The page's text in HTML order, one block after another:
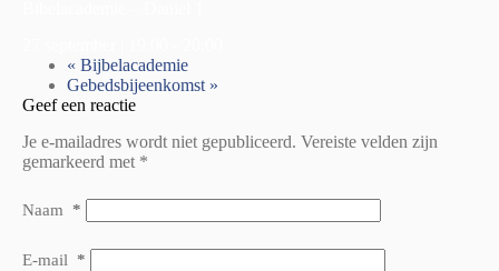
« Bijbelacademie
Gebedsbijeenkomst »
Geef een reactie
Je e-mailadres wordt niet gepubliceerd. Vereiste velden zijn
gemarkeerd met *
Naam *
E-mail *